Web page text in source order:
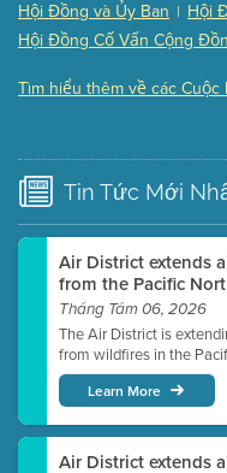
Presentation
Meeting
Submit a
Watch for
Hội Đồng và Ủy Ban | Hội
Hội Đồng Cố Vấn Cộng
Tìm hiểu thêm về các
Tin Tức Mới
Air District extends
from the Pacific
Tháng Tám 06, 2026
The Air District is
from wildfires in the
Learn More
Air District extends